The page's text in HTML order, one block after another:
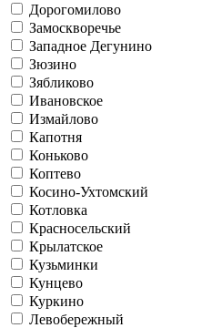
Дорогомилово
Замоскворечье
Западное Дегунино
Зюзино
Зябликово
Ивановское
Измайлово
Капотня
Коньково
Коптево
Косино-Ухтомский
Котловка
Красносельский
Крылатское
Кузьминки
Кунцево
Куркино
Левобережный